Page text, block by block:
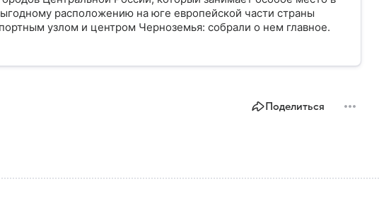
расположению на юге европейской части страны
узлом и центром Черноземья: собрали о нем главное.
Поделиться